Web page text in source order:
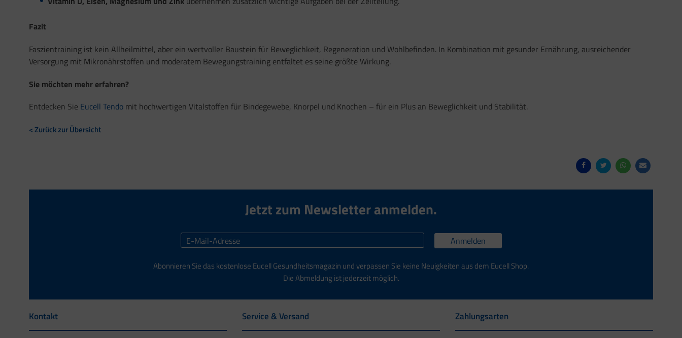
Fazit
Faszientraining ist kein Allheilmittel, aber ein wertvoller Baustein für Beweglichkeit, Regeneration und Wohlbefinden. In Kombination mit gesunder Ernährung, ausreichender
Versorgung mit Mikronährstoffen und moderatem Bewegungstraining entfaltet es seine größte Wirkung.
Sie möchten mehr erfahren?
Entdecken Sie Eucell Tendo mit hochwertigen Vitalstoffen für Bindegewebe, Knorpel und Knochen – für ein Plus an Beweglichkeit und Stabilität.
< Zurück zur Übersicht
Jetzt zum Newsletter anmelden.
Anmelden
Abonnieren Sie das kostenlose Eucell Gesundheitsmagazin und verpassen Sie keine Neuigkeiten aus dem Eucell Shop.
Die Abmeldung ist jederzeit möglich.
Kontakt Service & Versand Zahlungsarten